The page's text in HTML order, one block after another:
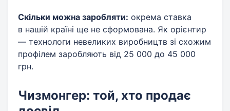
Скільки можна заробляти: окрема ставка
в нашій країні ще не сформована. Як орієнтир
— технологи невеликих виробництв зі схожим
профілем заробляють від 25 000 до 45 000
грн.
Чизмонгер: той, хто продає